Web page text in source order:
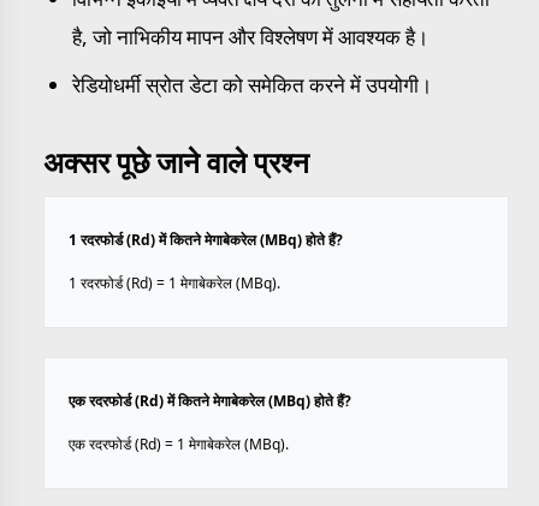
है, जो नाभिकीय मापन और विश्लेषण में आवश्यक है।
रेडियोधर्मी स्रोत डेटा को समेकित करने में उपयोगी।
अक्सर पूछे जाने वाले प्रश्न
1 रदरफोर्ड (Rd) में कितने मेगाबेकरेल (MBq) होते हैं?
1 रदरफोर्ड (Rd) = 1 मेगाबेकरेल (MBq).
एक रदरफोर्ड (Rd) में कितने मेगाबेकरेल (MBq) होते हैं?
एक रदरफोर्ड (Rd) = 1 मेगाबेकरेल (MBq).